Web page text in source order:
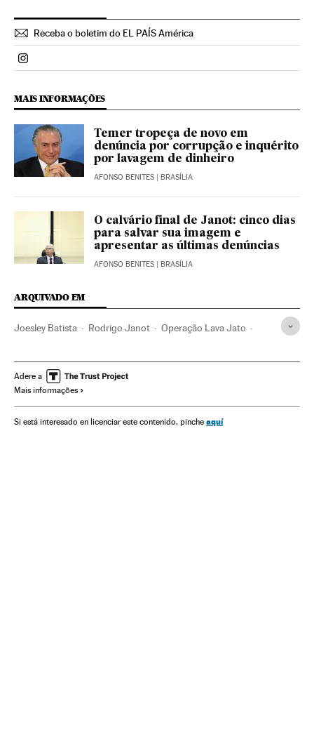
Receba o boletim do EL PAÍS América
Politica El País Brasil en Instagram
MAIS INFORMAÇÕES
Temer tropeça de novo em
denúncia por corrupção e inquérito
por lavagem de dinheiro
AFONSO BENITES | BRASÍLIA
O calvário final de Janot: cinco dias
para salvar sua imagem e
apresentar as últimas denúncias
AFONSO BENITES | BRASÍLIA
ARQUIVADO EM
Joesley Batista Rodrigo Janot Operação Lava Jato
Investigação policial Polícia Federal
Financiamento ilegal
Brasil Conflitos políticos Polícia Partidos políticos
Adere a
Mais informações
Si está interesado en licenciar este contenido, pinche aquí